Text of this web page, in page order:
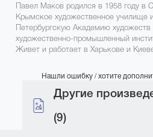
Павел Маков родился в 1958 году в
Крымское художественное
Петербургскую Академию художеств
художественно-промышленный
Живет и работает в Харькове и
Нашли ошибку / хотите
Другие
(9)